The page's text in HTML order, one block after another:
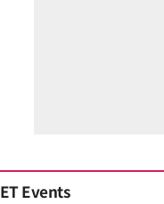
ET Events